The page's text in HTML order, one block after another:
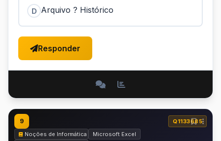
D Arquivo ? Histórico
Responder
9
Q1133685
Noções de Informática
Microsoft Excel